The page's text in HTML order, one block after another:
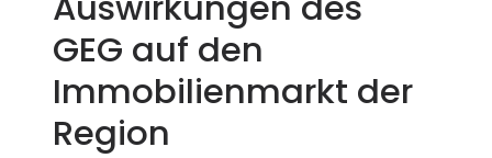
GEG auf den
Immobilienmarkt der
Region